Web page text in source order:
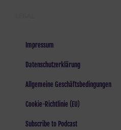
Impressum
Datenschutzerklärung
Allgemeine Geschäftsbedingungen
Cookie-Richtlinie (EU)
Subscribe to Podcast